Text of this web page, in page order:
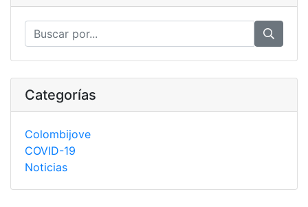
Categorías
Colombijove
COVID-19
Noticias